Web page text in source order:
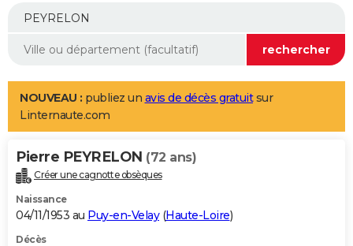
Mobiles
Meilleur smartphone
Internet
Ordinateurs
Jeux vidéo
Guide high-tech
Aménagement intérieur
LIFESTYLE
Art de vivre
Bien-être
Loisirs
Mode
Modes de vie
Alimentation
Guide de la santé
Maladies
Médicaments
Sommeil
VOYAGE
Destinations
City break
Voyage nature
Voyage de noces
Forum
Climat
+PHOTO
GUIDES D'ACHAT
NOUVEAU : publiez un avis de décès gratuitsur
Linternaute.com
Pierre PEYRELON (72 ans)
Créer une cagnotte obsèques
Naissance
04/11/1953 au Puy-en-Velay(Haute-Loire)
Décès